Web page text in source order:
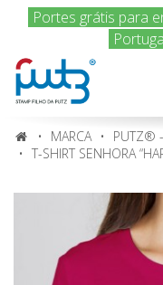
Encomenda
MARCA
PUTZ®
T-SHIRT SENHORA